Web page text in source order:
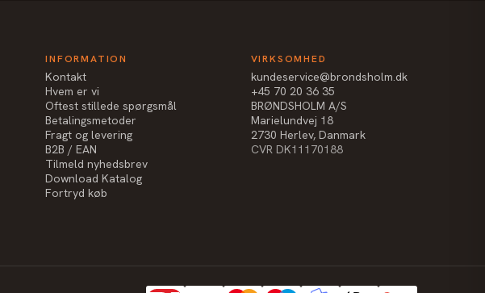
INFORMATION
Kontakt
Hvem er vi
Oftest stillede spørgsmål
Betalingsmetoder
Fragt og levering
B2B / EAN
Tilmeld nyhedsbrev
Download Katalog
Fortryd køb
VIRKSOMHED
kundeservice@brondsholm.dk
+45 70 20 36 35
BRØNDSHOLM A/S
Marielundvej 18
2730 Herlev, Danmark
CVR DK11170188